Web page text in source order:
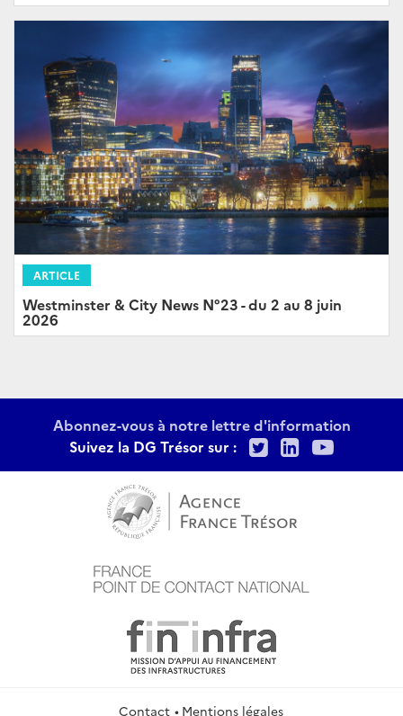
ARTICLE
Westminster & City News N°23 - du 2 au 8 juin
2026
Abonnez-vous à notre lettre d'information
Suivez la DG Trésor sur :
TwitterLinkedIn
Contact Mentions légales